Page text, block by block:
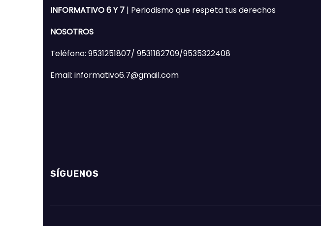
INFORMATIVO 6 Y 7 | Periodismo que respeta tus derechos
NOSOTROS
Teléfono: 9531251807/ 9531182709/9535322408
Email: informativo6.7@gmail.com
SÍGUENOS